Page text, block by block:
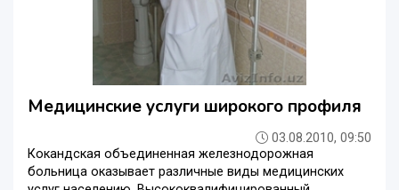
Медицинские услуги широкого профиля
03.08.2010, 09:50
Кокандская объединенная железнодорожная
больница оказывает различные виды медицинских